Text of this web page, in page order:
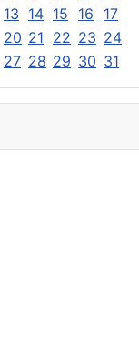
13 14 15 16
17
20 21 22 23 24
27 28 29 30 31